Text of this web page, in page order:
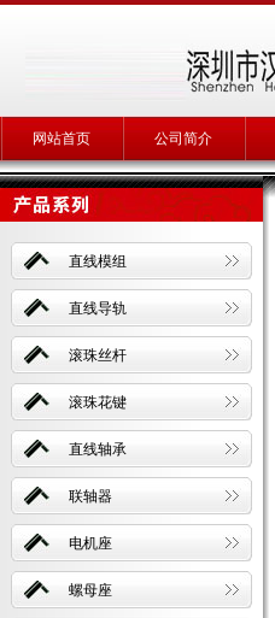
网站首页 公司简介
直线模组
直线导轨
滚珠丝杆
滚珠花键
直线轴承
联轴器
电机座
螺母座